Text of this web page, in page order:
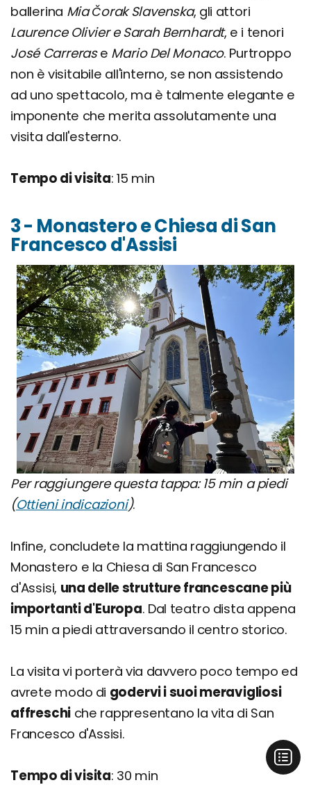
ballerina Mia Čorak Slavenska, gli attori
Laurence Olivier e Sarah Bernhardt, e i tenori
José Carrerase Mario Del Monaco. Purtroppo
non è visitabile all'interno, se non assistendo
ad uno spettacolo, ma è talmente elegante e
imponente che merita assolutamente una
visita dall'esterno.
Tempo di visita: 15 min
3 - Monastero e Chiesa di San
Francesco d'Assisi
Per raggiungere questa tappa: 15 min a piedi
(Ottieni indicazioni).
Infine, concludete la mattina raggiungendo il
Monastero e la Chiesa di San Francesco
d'Assisi, una delle strutture francescane più
importanti d'Europa. Dal teatro dista appena
15 min a piedi attraversando il centro storico.
La visita vi porterà via davvero poco tempo ed
avrete modo di godervi i suoi meravigliosi
affreschi che rappresentano la vita di San
Francesco d'Assisi.
Tempo di visita: 30 min